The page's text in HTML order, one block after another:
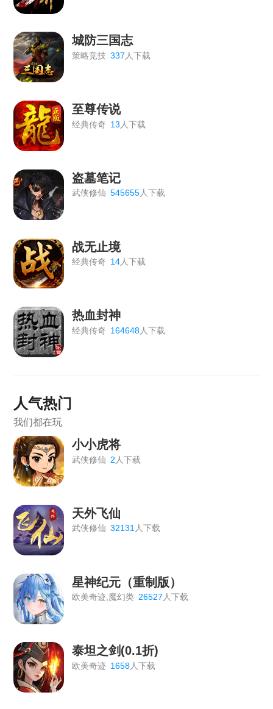
《维京传奇》1月23日7点维护
《王者之心2》1月23日更新公告
《盗墓笔记》1月20日15:00-17:00维护公告
《梦幻之城》1月20日维护公告
《王者之心2》版本更新公告
【战无止境】更新维护公告2026.01.10
《天外飞仙》5月28日10:00-12:00合服维护公告
《血饮龙纹》关服公告
《天外飞仙》4月28日10：30-11：00维护公告
城防三国志
策略竞技 337 人下载
至尊传说
经典传奇 13 人下载
盗墓笔记
武侠修仙 545655人下载
战无止境
经典传奇 14人下载
热血封神
经典传奇 164648人下载
人气热门
我们都在玩
小小虎将
武侠修仙 2 人下载
天外飞仙
武侠修仙 32131人下载
星神纪元（重制版）
欧美奇迹,魔幻类 26527 人下载
泰坦之剑(0.1折)
欧美奇迹 1658人下载